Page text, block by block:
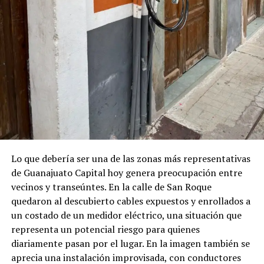
Lo que debería ser una de las zonas más representativas
de Guanajuato Capital hoy genera preocupación entre
vecinos y transeúntes. En la calle de San Roque
quedaron al descubierto cables expuestos y enrollados a
un costado de un medidor eléctrico, una situación que
representa un potencial riesgo para quienes
diariamente pasan por el lugar. En la imagen también se
aprecia una instalación improvisada, con conductores